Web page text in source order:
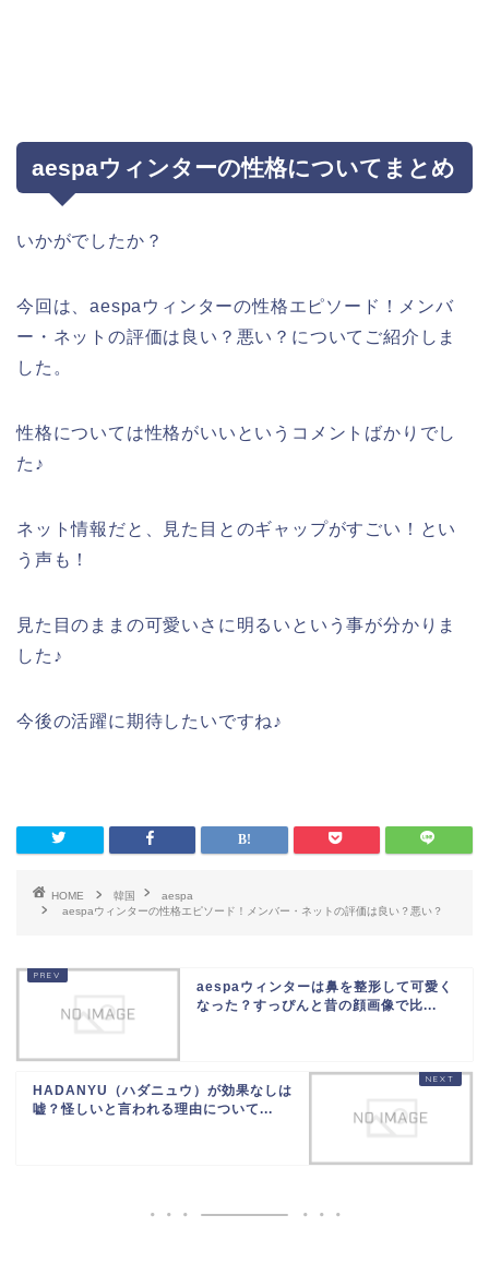
aespaウィンターの性格についてまとめ
いかがでしたか？
今回は、aespaウィンターの性格エピソード！メンバ
ー・ネットの評価は良い？悪い？についてご紹介しま
した。
性格については性格がいいというコメントばかりでし
た♪
ネット情報だと、見た目とのギャップがすごい！とい
う声も！
見た目のままの可愛いさに明るいという事が分かりま
した♪
今後の活躍に期待したいですね♪
HOME 韓国
aespa
aespaウィンターの性格エピソード！メンバー・ネットの評価は良い？悪い？
aespaウィンターは鼻を整形して可愛く
なった？すっぴんと昔の顔画像で比...
HADANYU（ハダニュウ）が効果なしは
嘘？怪しいと言われる理由について...